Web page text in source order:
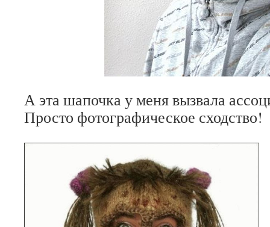
А эта шапочка у меня вызвала
Просто фотографическое сходство!